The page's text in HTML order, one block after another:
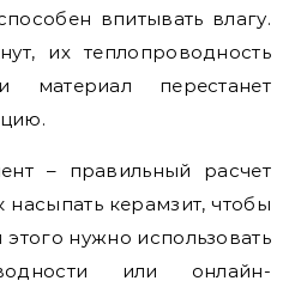
впитывать влагу.
их теплопроводность
материал перестанет
– правильный расчет
керамзит, чтобы
нужно использовать
или онлайн-